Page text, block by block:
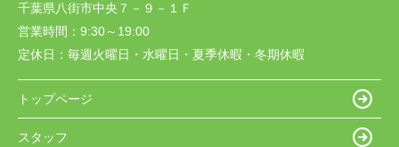
千葉県八街市中央７－９－１Ｆ
営業時間： 9:30～19:00
定休日： 毎週火曜日・水曜日・夏季休暇・冬期休暇
トップページ
スタッフ